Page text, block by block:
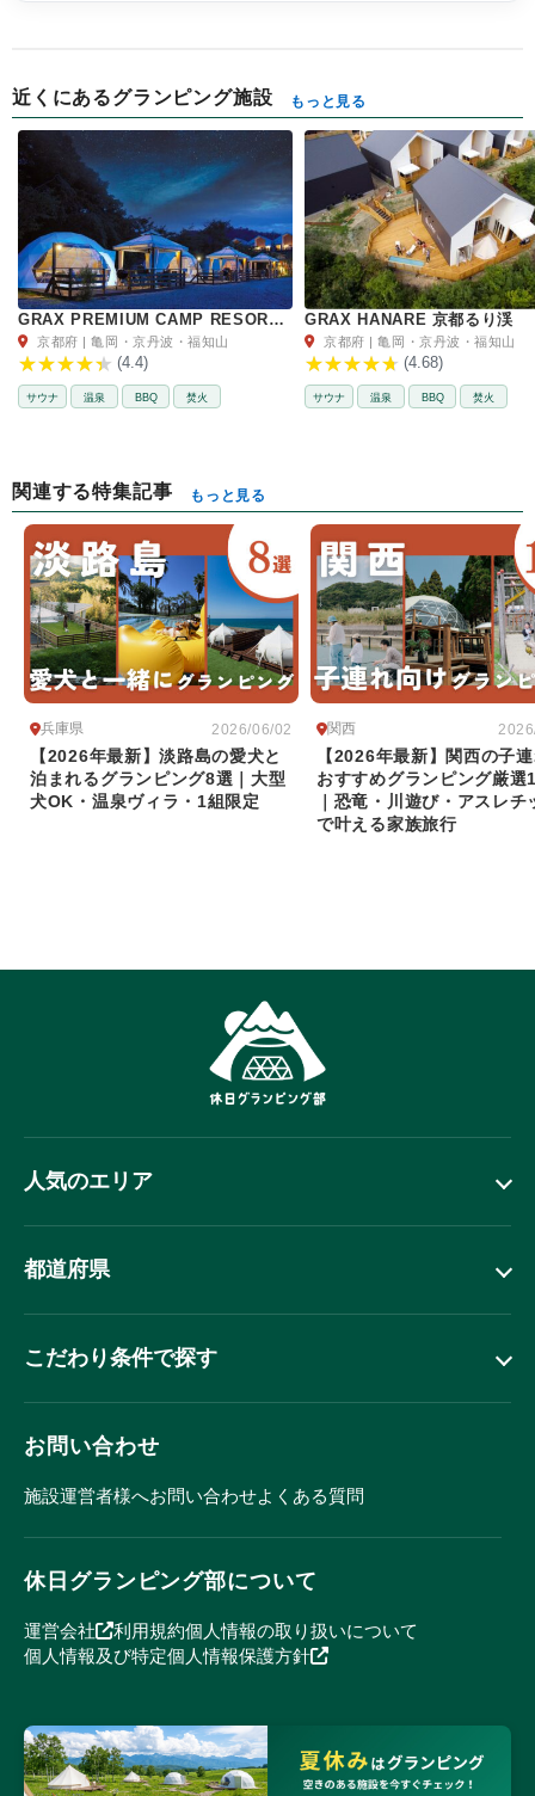
近くにあるグランピング施設 もっと見る
GRAX PREMIUM CAMP RESORT 京都 るり渓
京都府 | 亀岡・京丹波・福知山
(4.4)
サウナ 温泉 BBQ 焚火
GRAX HANARE 京都るり渓
京都府 | 亀岡・京丹波・福知山
(4.68)
サウナ 温泉 BBQ 焚火
関連する特集記事 もっと見る
2026/06/02
兵庫県
【2026年最新】淡路島の愛犬と
泊まれるグランピング8選｜大型
犬OK・温泉ヴィラ・1組限定
関西
【2026年最新】関西の子
おすすめグランピング厳選
｜恐竜・川遊び・アスレチ
で叶える家族旅行
人気のエリア
都道府県
こだわり条件で探す
お問い合わせ
施設運営者様へお問い合わせよくある質問
休日グランピング部について
運営会社 利用規約個人情報の取り扱いについて
個人情報及び特定個人情報保護方針